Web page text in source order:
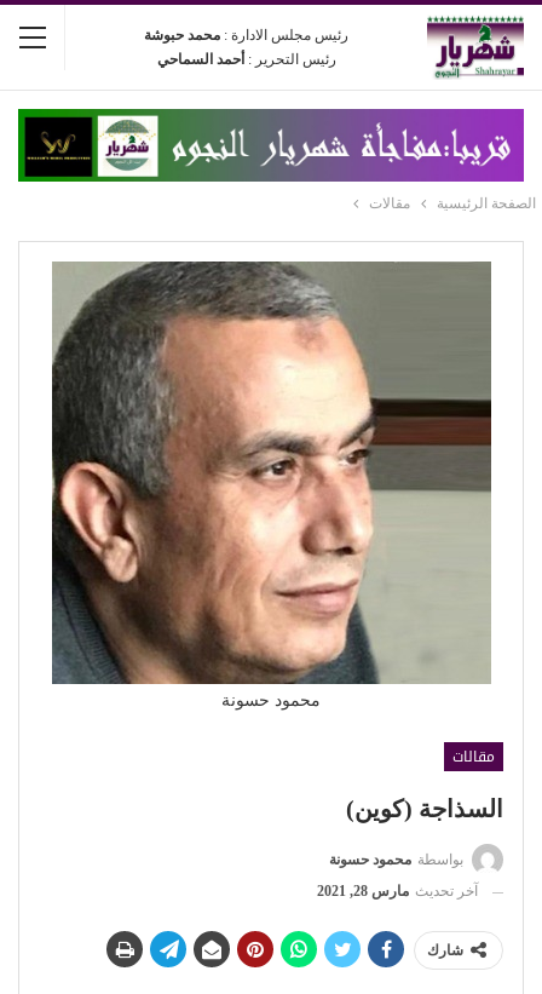
رئيس مجلس الادارة : محمد حبوشة
رئيس التحرير : أحمد السماحي
الصفحة الرئيسية مقالات
محمود حسونة
مقالات
السذاجة (كوين)
بواسطة محمود حسونة
آخر تحديث مارس 28, 2021
شارك